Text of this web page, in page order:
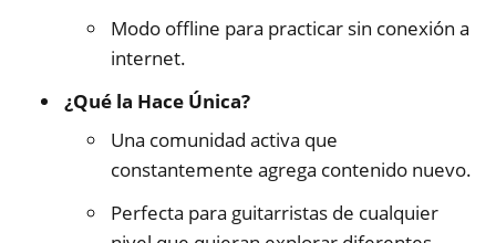
Modo offline para practicar sin conexión a
internet.
¿Qué la Hace Única?
Una comunidad activa que
constantemente agrega contenido nuevo.
Perfecta para guitarristas de cualquier